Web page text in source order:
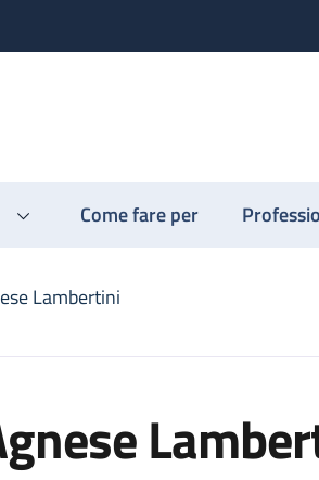
Come fare per
Lambertini